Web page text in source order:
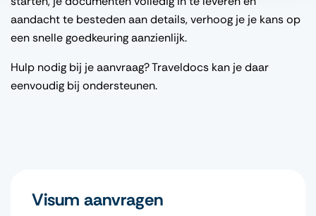
aandacht te besteden aan details, verhoog je je kans op
een snelle goedkeuring aanzienlijk.
Hulp nodig bij je aanvraag? Traveldocs kan je daar
eenvoudig bij ondersteunen.
Visum aanvragen